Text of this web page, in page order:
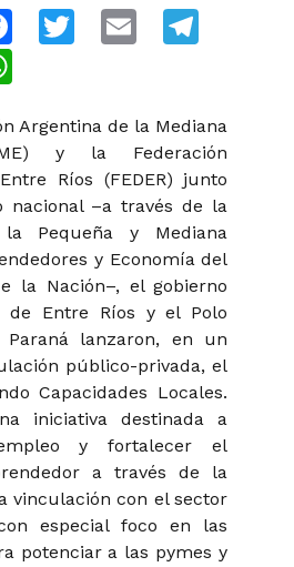
FacebookTwitter Email
Argentina de la Mediana
y la Federación
Ríos (FEDER) junto
nacional –a través de la
Pequeña y Mediana
y Economía del
la Nación–, el gobierno
de Entre Ríos y el Polo
Paraná lanzaron, en un
público-privada, el
Capacidades Locales.
iniciativa destinada a
y fortalecer el
a través de la
vinculación con el sector
especial foco en las
potenciar a las pymes y